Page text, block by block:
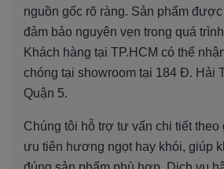
nguồn gốc rõ ràng. Sản phẩm
đảm bảo nguyên vẹn trong quá
Khách hàng tại TP.HCM có thể
chóng tại showroom tại 184 Đ. Hải
Quận 5.
Chúng tôi hỗ trợ tư vấn chi tiết theo
ưu tiên hương ngọt hay khói, giúp